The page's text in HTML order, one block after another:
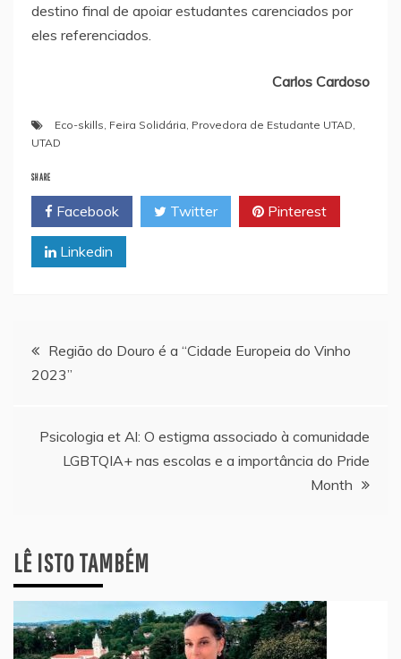
destino final de apoiar estudantes carenciados por
eles referenciados.
Carlos Cardoso
Eco-skills, Feira Solidária, Provedora de Estudante UTAD,
UTAD
SHARE
Facebook Twitter Pinterest
Linkedin
Navegação
artigos
Região do Douro é a “Cidade Europeia do Vinho
2023”
Psicologia et Al: O estigma associado à comunidade
LGBTQIA+ nas escolas e a importância do Pride
Month
LÊ ISTO TAMBÉM